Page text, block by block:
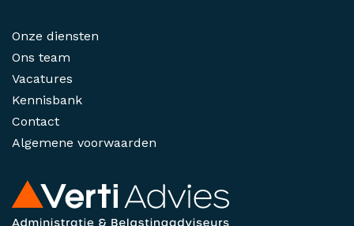
Onze diensten
Ons team
Vacatures
Kennisbank
Contact
Algemene voorwaarden